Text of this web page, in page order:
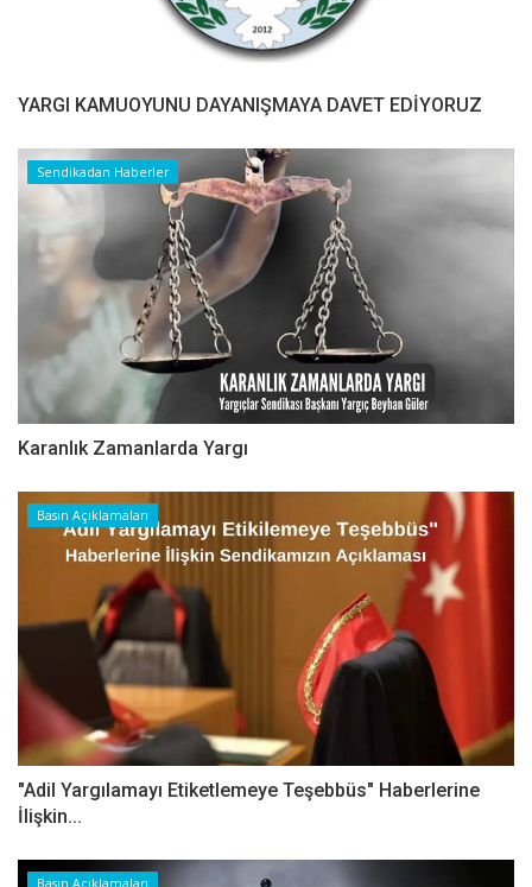
YARGI KAMUOYUNU DAYANIŞMAYA DAVET EDİYORUZ
Sendikadan Haberler
Karanlık Zamanlarda Yargı
Basın Açıklamaları
"Adil Yargılamayı Etiketlemeye Teşebbüs" Haberlerine
İlişkin...
Basın Açıklamaları